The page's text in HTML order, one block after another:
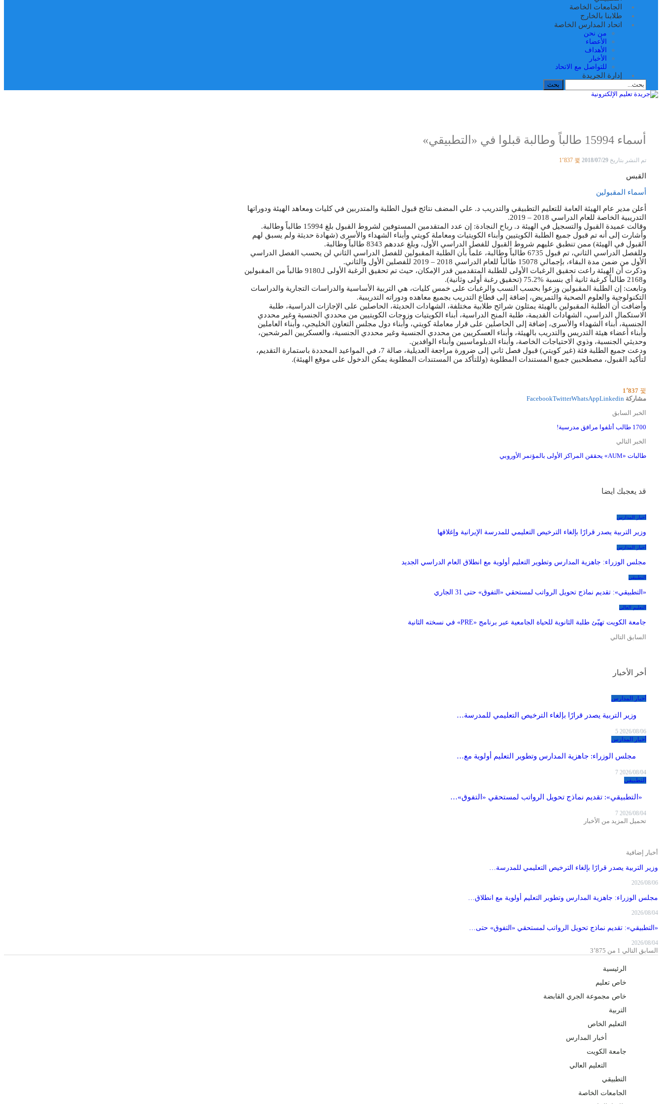
الجامعات الخاصة
طلابنا بالخارج
اتحاد المدارس الخاصة
من نحن
الأعضاء
الأهداف
الأخبار
للتواصل مع الاتحاد
إدارة الجريدة
أسماء 15994 طالباً وطالبة قبلوا في «التطبيقي»
تم النشر بتاريخ 2018/07/29
القبس
أسماء المقبولين
أعلن مدير عام الهيئة العامة للتعليم التطبيقي والتدريب د. علي المضف نتائج قبول الطلبة والمتدربين في كليات ومعاهد الهيئة ودوراتها
التدريبية الخاصة للعام الدراسي 2018 – 2019.
وقالت عميدة القبول والتسجيل في الهيئة د. رباح النجادة: إن عدد المتقدمين المستوفين لشروط القبول بلغ 15994 طالباً وطالبة.
وأشارت إلى أنه تم قبول جميع الطلبة الكويتيين وأبناء الكويتيات ومعاملة كويتي وأبناء الشهداء والأسرى (شهادة حديثة ولم يسبق لهم
القبول في الهيئة) ممن تنطبق عليهم شروط القبول للفصل الدراسي الأول، وبلغ عددهم 8343 طالباً وطالبة.
وللفصل الدراسي الثاني، تم قبول 6735 طالباً وطالبة، علماً بأن الطلبة المقبولين للفصل الدراسي الثاني لن يحسب الفصل الدراسي
الأول من ضمن مدة البقاء، بإجمالي 15078 طالباً للعام الدراسي 2018 – 2019 للفصلين الأول والثاني.
وذكرت أن الهيئة راعت تحقيق الرغبات الأولى للطلبة المتقدمين قدر الإمكان، حيث تم تحقيق الرغبة الأولى لـ9180 طالباً من المقبولين
و2168 طالباً كرغبة ثانية أي بنسبة %75.2 (تحقيق رغبة أولى وثانية).
وتابعت: إن الطلبة المقبولين وزعوا بحسب النسب والرغبات على خمس كليات، هي التربية الأساسية والدراسات التجارية والدراسات
التكنولوجية والعلوم الصحية والتمريض، إضافة إلى قطاع التدريب بجميع معاهده ودوراته التدريبية.
وأضافت أن الطلبة المقبولين بالهيئة يمثلون شرائح طلابية مختلفة، الشهادات الحديثة، الحاصلين على الإجازات الدراسية، طلبة
الاستكمال الدراسي، الشهادات القديمة، طلبة المنح الدراسية، أبناء الكويتيات وزوجات الكويتيين من محددي الجنسية وغير محددي
الجنسية، أبناء الشهداء والأسرى، إضافة إلى الحاصلين على قرار معاملة كويتي، وأبناء دول مجلس التعاون الخليجي، وأبناء العاملين
وأبناء أعضاء هيئة التدريس والتدريب بالهيئة، وأبناء العسكريين من محددي الجنسية وغير محددي الجنسية، والعسكريين المرشحين،
وحديثي الجنسية، وذوي الاحتياجات الخاصة، وأبناء الدبلوماسيين وأبناء الوافدين.
ودعت جميع الطلبة فئة (غير كويتي) قبول فصل ثاني إلى ضرورة مراجعة العديلية، صالة 7، في المواعيد المحددة باستمارة التقديم،
لتأكيد القبول، مصطحبين جميع المستندات المطلوبة (وللتأكد من المستندات المطلوبة يمكن الدخول على موقع الهيئة).
1٬837
مشاركة
FacebookTwitterWhatsAppLinkedin
الخبر السابق
1700 طالب أتلفوا مرافق مدرسية!
الخبر التالي
طالبات «AUM» يحققن المراكز الأولى بالمؤتمر الأوروبي
قد يعجبك ايضا
أخبار المدارس
وزير التربية يصدر قرارًا بإلغاء الترخيص التعليمي للمدرسة الإيرانية وإغلاقها
أخبار المدارس
مجلس الوزراء: جاهزية المدارس وتطوير التعليم أولوية مع انطلاق العام الدراسي الجديد
التطبيقي
«التطبيقي»: تقديم نماذج تحويل الرواتب لمستحقي «التفوق» حتى 31 الجاري
التعليم العالي
جامعة الكويت تهيّئ طلبة الثانوية للحياة الجامعية عبر برنامج «PRE» في نسخته الثانية
السابق
التالي
أخر الأخبار
أخبار المدارس
وزير التربية يصدر قرارًا بإلغاء الترخيص التعليمي للمدرسة…
2026/08/06
5
أخبار المدارس
مجلس الوزراء: جاهزية المدارس وتطوير التعليم أولوية مع…
2026/08/04
7
التطبيقي
«التطبيقي»: تقديم نماذج تحويل الرواتب لمستحقي «التفوق»…
2026/08/04
7
تحميل المزيد من الأخبار
أخبار إضافية
وزير التربية يصدر قرارًا بإلغاء الترخيص التعليمي للمدرسة…
2026/08/06
مجلس الوزراء: جاهزية المدارس وتطوير التعليم أولوية مع انطلاق…
2026/08/04
«التطبيقي»: تقديم نماذج تحويل الرواتب لمستحقي «التفوق» حتى…
2026/08/04
السابق التالي 1 من 3٬875
الرئيسية
خاص تعليم
خاص مجموعة الجري القابضة
التربية
التعليم الخاص
أخبار المدارس
جامعة الكويت
التعليم العالي
التطبيقي
الجامعات الخاصة